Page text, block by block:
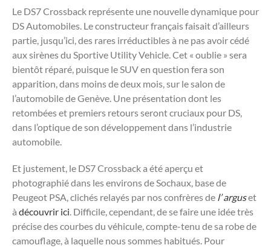
Le DS7 Crossback représente une nouvelle dynamique pour
DS Automobiles. Le constructeur français faisait d’ailleurs
partie, jusqu’ici, des rares irréductibles à ne pas avoir cédé
aux sirènes du Sportive Utility Vehicle. Cet « oublie » sera
bientôt réparé, puisque le SUV en question fera son
apparition, dans moins de deux mois, sur le salon de
l’automobile de Genève. Une présentation dont les
retombées et premiers retours seront cruciaux pour DS,
dans l’optique de son développement dans l’industrie
automobile.
Et justement, le DS7 Crossback a été aperçu et
photographié dans les environs de Sochaux, base de
Peugeot PSA, clichés relayés par nos confrères de l’ arguset
à découvrir ici. Difficile, cependant, de se faire une idée très
précise des courbes du véhicule, compte-tenu de sa robe de
camouflage, à laquelle nous sommes habitués. Pour